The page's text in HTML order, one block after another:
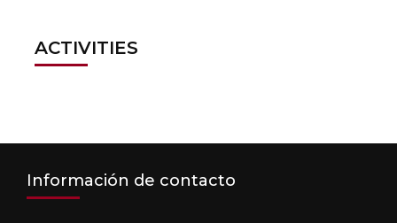
ACTIVITIES
Información de contacto